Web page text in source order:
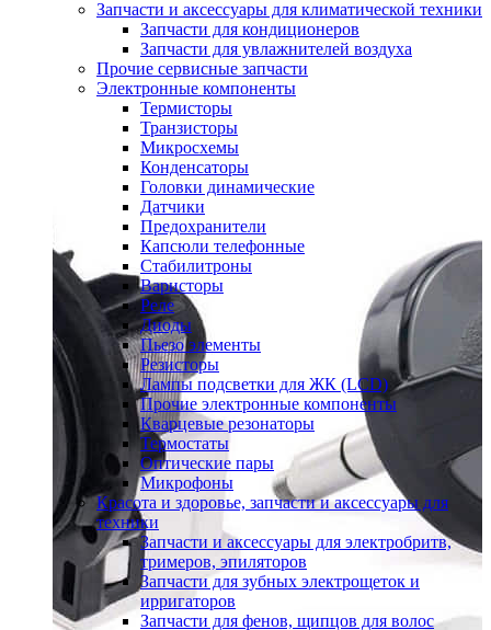
Запчасти и аксессуары для климатической техники
Запчасти для кондиционеров
Запчасти для увлажнителей воздуха
Прочие сервисные запчасти
Электронные компоненты
Термисторы
Транзисторы
Микросхемы
Конденсаторы
Головки динамические
Датчики
Предохранители
Капсюли телефонные
Стабилитроны
Варисторы
Реле
Диоды
Пьезо элементы
Резисторы
Лампы подсветки для ЖК (LCD)
Прочие электронные компоненты
Кварцевые резонаторы
Термостаты
Оптические пары
Микрофоны
Красота и здоровье, запчасти и аксессуары для
техники
Запчасти и аксессуары для электробритв,
тримеров, эпиляторов
Запчасти для зубных электрощеток и
ирригаторов
Запчасти для фенов, щипцов для волос